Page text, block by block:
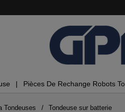
Pièces De Rechange Robots
Tondeuses Tondeuse sur batterie